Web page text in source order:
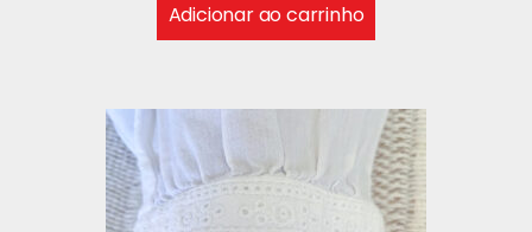
Adicionar ao carrinho